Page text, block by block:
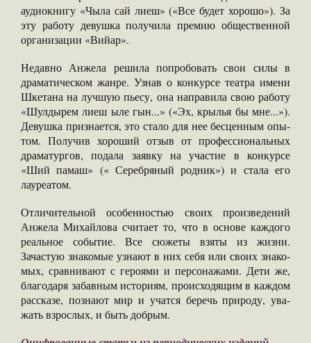
аудиокнигу «Чыла сай лиеш» («Все будет хорошо»). За
эту работу девушка получила премию обще­ственной
организации «Вийар».
Недавно Анжела ре­шила попробовать свои силы в
драматическом жанре. Узнав о конкур­се театра имени
Шке­тана на лучшую пьесу, она направила свою ра­боту
«Шулдырем лиеш ыле гын...» («Эх, кры­лья бы мне...»).
Девуш­ка признается, это стало для нее бесценным опы­
том. Получив хороший отзыв от профессиональ­ных
драматургов, пода­ла заявку на участие в конкурсе
«Ший памаш» (« Серебряный родник») и стала его
лауреатом.
Отличительной особен­ностью своих произведе­ний
Анжела Михайлова считает то, что в осно­ве каждого
реальное со­бытие. Все сюжеты взя­ты из жизни.
Зачастую знакомые узнают в них себя или своих знако­
мых, сравнивают с геро­ями и персонажами. Де­ти же,
благодаря забав­ным историям, происхо­дящим в каждом
расска­зе, познают мир и учат­ся беречь природу, ува­
жать взрослых, и быть добрым.